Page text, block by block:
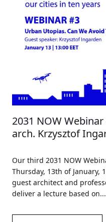
2031 NOW
arch. Krzysztof
Our third 2031 NOW
Thursday, 13th of January,
guest architect and
deliver a lecture based on...